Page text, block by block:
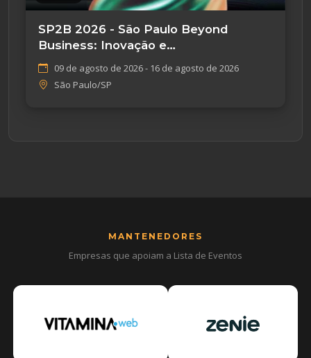
SP2B 2026 - São Paulo Beyond
Business: Inovação e
Empreendedorismo
09 de agosto de 2026 - 16 de agosto de 2026
São Paulo/SP
MANTENEDORES
Empresas que apoiam a Lista de Eventos